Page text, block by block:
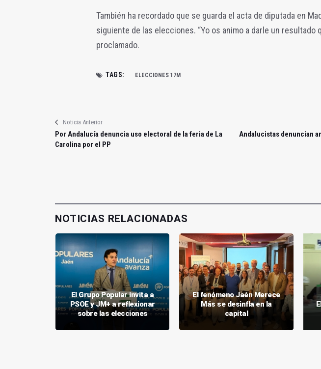
También ha recordado que se guarda el acta de diputada en
siguiente de las elecciones. “Yo os animo a darle un resultado
proclamado.
TAGS: ELECCIONES 17M
Noticia Anterior
Por Andalucía denuncia uso electoral de la feria de La
Carolina por el PP
Andalucistas denuncian
NOTICIAS RELACIONADAS
El Grupo Popular invita a
PSOE y JM+ a reflexionar
sobre las elecciones
El fenómeno Jaén Merece
Más se desinfla en la
capital